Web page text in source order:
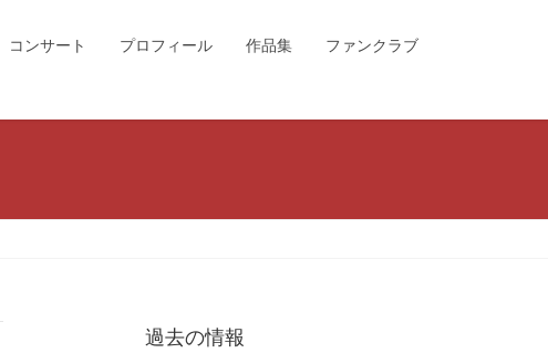
コンサート プロフィール 作品集 ファンクラブ
過去の情報